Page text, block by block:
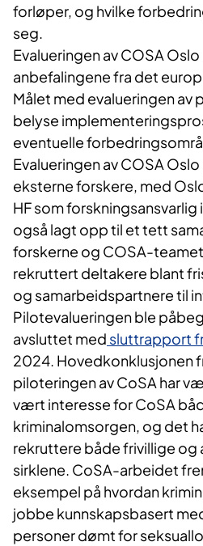
forløper, og hvilke
seg.
Evalueringen av COSA
anbefalingene fra det
Målet med evalueringen av
belyse
eventuelle
Evalueringen av COSA
eksterne forskere, med
HF som
også lagt opp til et tett
forskerne og COSA-
rekruttert deltakere blant
og samarbeidspartnere til
Pilotevalueringen ble
avsluttet med sluttrapport
2024. Hovedkonklusjonen
piloteringen av CoSA har
vært interesse for CoSA
kriminalomsorgen, og det
rekruttere både frivillige og
sirklene. CoSA-arbeidet
eksempel på hvordan
jobbe kunnskapsbasert
personer dømt for